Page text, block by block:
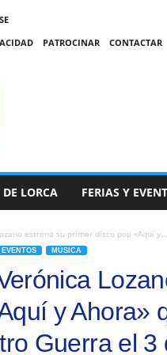
PATROCINAR CONTACTAR
DE LORCA FERIAS Y
estrena su primer disco pop «Aquí y...
MÚSICA
y Ahora»
Guerra el 3